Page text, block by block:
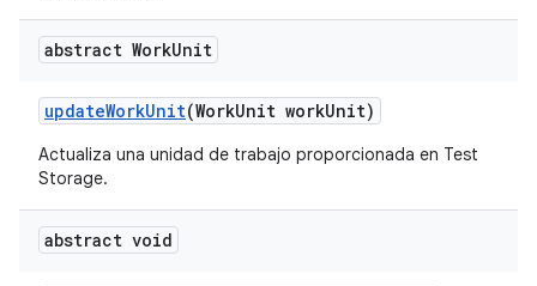
abstract WorkUnit
updateWorkUnit(WorkUnit workUnit)
Actualiza una unidad de trabajo proporcionada en Test
Storage.
abstract void